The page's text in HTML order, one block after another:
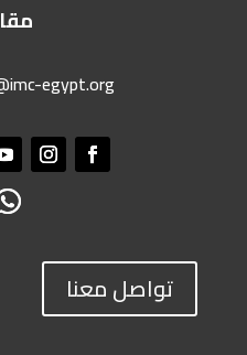
egypt.org
تواصل معنا